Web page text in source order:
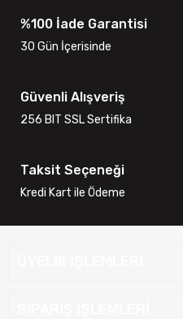
%100 İade Garantisi
30 Gün İçerisinde
Güvenli Alışveriş
256 BIT SSL Sertifika
Taksit Seçeneği
Kredi Kart ile Ödeme